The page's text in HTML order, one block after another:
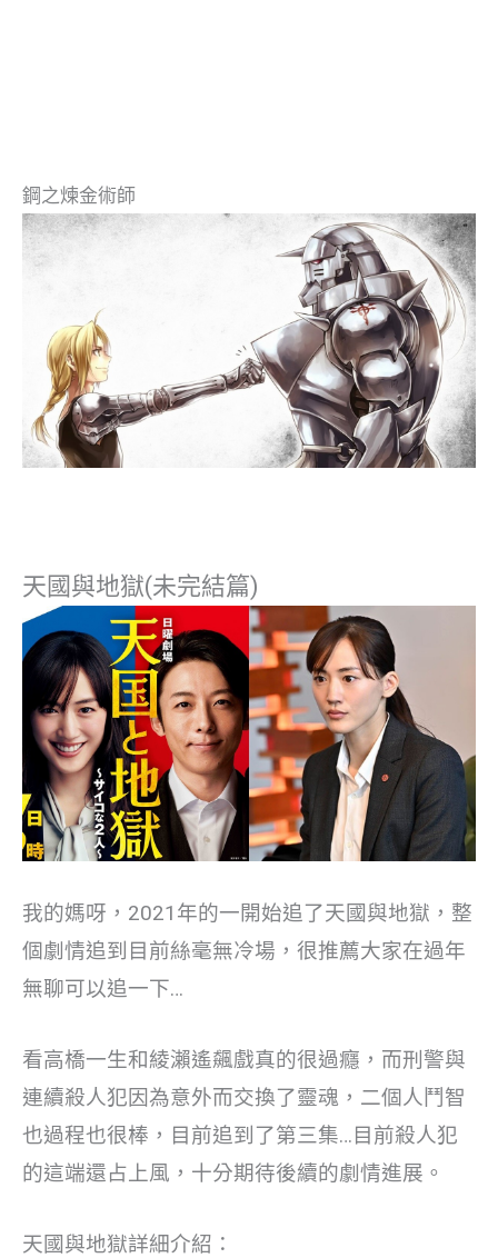
鋼之煉金術師
天國與地獄(未完結篇)
我的媽呀，2021年的一開始追了天國與地獄，整
個劇情追到目前絲毫無冷場，很推薦大家在過年
無聊可以追一下…
看高橋一生和綾瀨遙飆戲真的很過癮，而刑警與
連續殺人犯因為意外而交換了靈魂，二個人鬥智
也過程也很棒，目前追到了第三集…目前殺人犯
的這端還占上風，十分期待後續的劇情進展。
天國與地獄詳細介紹：